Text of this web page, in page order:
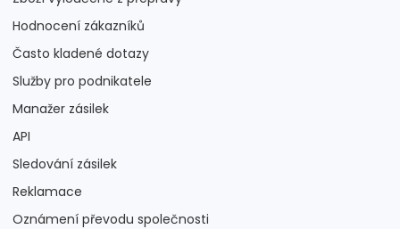
Hodnocení zákazníků
Často kladené dotazy
Služby pro podnikatele
Manažer zásilek
API
Sledování zásilek
Reklamace
Oznámení převodu společnosti